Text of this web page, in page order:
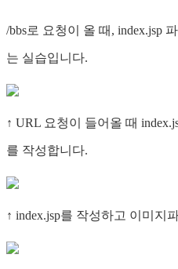
/bbs로 요청이 올 때, index.jsp
는 실습입니다.
↑ URL 요청이 들어올 때
를 작성합니다.
↑ index.jsp를 작성하고 이미지